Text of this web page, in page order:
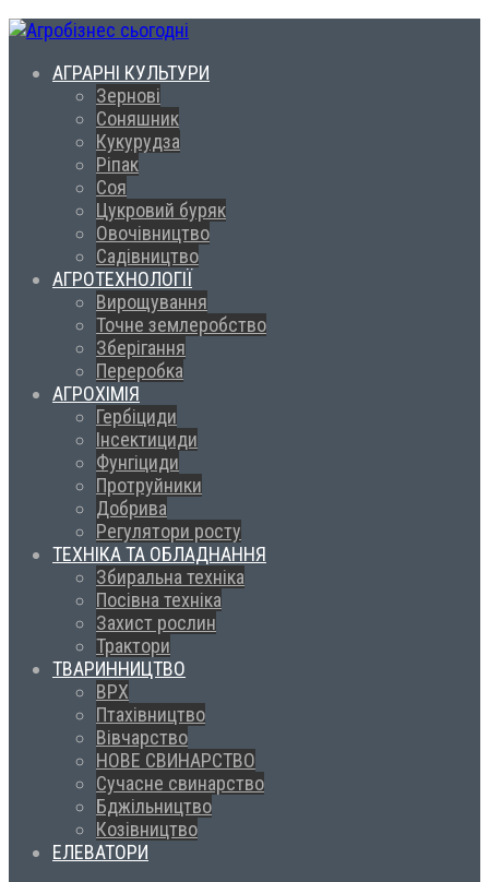
АГРАРНІ КУЛЬТУРИ
Зернові
Соняшник
Кукурудза
Ріпак
Соя
Цукровий буряк
Овочівництво
Садівництво
АГРОТЕХНОЛОГІЇ
Вирощування
Точне землеробство
Зберігання
Переробка
АГРОХІМІЯ
Гербіциди
Інсектициди
Фунгіциди
Протруйники
Добрива
Регулятори росту
ТЕХНІКА ТА ОБЛАДНАННЯ
Збиральна техніка
Посівна техніка
Захист рослин
Трактори
ТВАРИННИЦТВО
ВРХ
Птахівництво
Вівчарство
НОВЕ СВИНАРСТВО
Сучасне свинарство
Бджільництво
Козівництво
ЕЛЕВАТОРИ